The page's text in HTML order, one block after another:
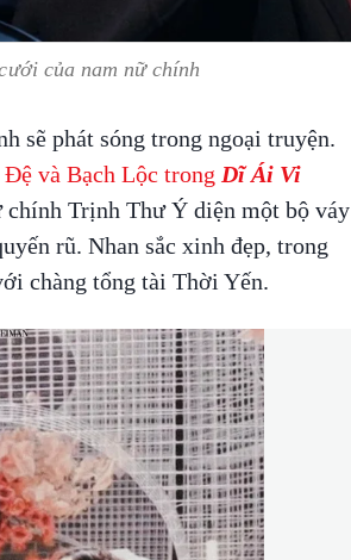
của nam nữ chính
sẽ phát sóng trong ngoại truyện.
và Bạch Lộc trong Dĩ Ái Vi
chính Trịnh Thư Ý diện một bộ váy
rũ. Nhan sắc xinh đẹp, trong
chàng tổng tài Thời Yến.